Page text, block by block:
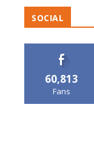
SOCIAL
60,813
Fans